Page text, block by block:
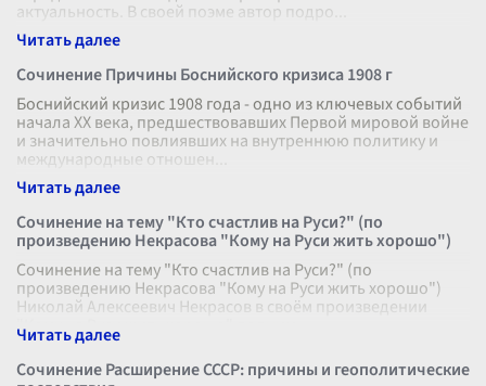
актуальность. В своей поэме автор подро
Сочинение Причины Боснийского кризиса 1908 г
Боснийский кризис 1908 года - одно из ключевых событий
начала XX века, предшествовавших Первой мировой войне
и значительно повлиявших на внутреннюю политику и
международные отношен
Сочинение на тему "Кто счастлив на Руси?" (по
произведению Некрасова "Кому на Руси жить хорошо")
Сочинение на тему "Кто счастлив на Руси?" (по
произведению Некрасова "Кому на Руси жить хорошо")
Николай Алексеевич Некрасов в своём произведении
"Кому на Руси жить хорошо" подним
Сочинение Расширение СССР: причины и геополитические